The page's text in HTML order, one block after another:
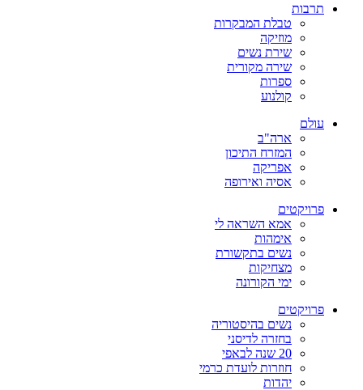
תרבות
טבלת המבקרות
מוזיקה
שירת נשים
שירה מקורית
ספרות
קולנוע
עולם
ארה"ב
המזרח התיכון
אפריקה
אסיה ואירופה
פרויקטים
אמא השראה לי
אימהות
נשים בתקשורת
מצחיקות
ימי הקורונה
פרויקטים
נשים בהיסטוריה
בחזרה לדיסני
20 שנה לבאפי
חוזרות לועדת כרמי
יהדות